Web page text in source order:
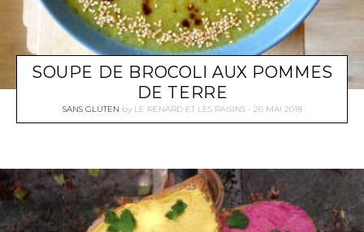
SOUPE DE BROCOLI AUX POMMES
DE TERRE
SANS GLUTEN by LE RENARD ET LES RAISINS 26 MAI 2018